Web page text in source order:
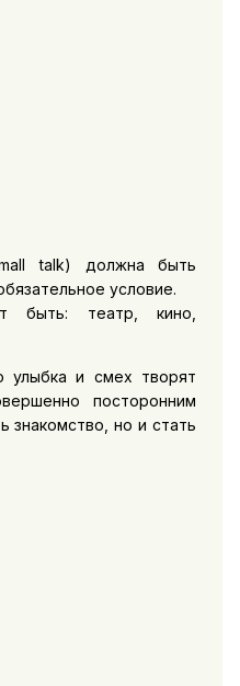
talk) должна быть
условие.
быть: театр, кино,
и смех творят
посторонним
знакомство, но и стать